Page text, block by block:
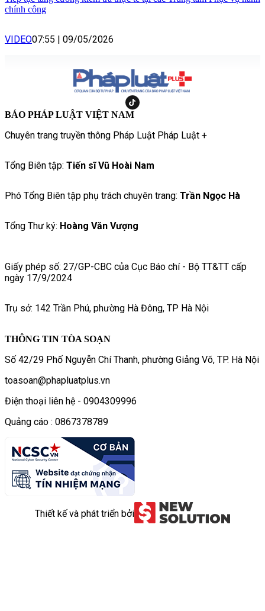
chính công
VIDEO07:55 09/05/2026
BÁO PHÁP LUẬT VIỆT NAM
Chuyên trang truyền thông Pháp Luật Pháp Luật +
Tổng Biên tập: Tiến sĩ Vũ Hoài Nam
Phó Tổng Biên tập phụ trách chuyên trang: Trần Ngọc Hà
Tổng Thư ký: Hoàng Văn Vượng
Giấy phép số: 27/GP-CBC của Cục Báo chí - Bộ TT&TT cấp
ngày 17/9/2024
Trụ sở: 142 Trần Phú, phường Hà Đông, TP Hà Nội
THÔNG TIN TÒA SOẠN
Số 42/29 Phố Nguyễn Chí Thanh, phường Giảng Võ, TP. Hà Nội
toasoan@phapluatplus.vn
Điện thoại liên hệ - 0904309996
Quảng cáo : 0867378789
Thiết kế và phát triển bởi